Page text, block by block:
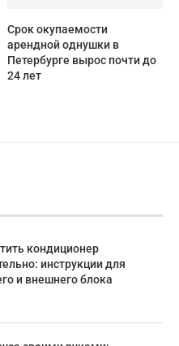
Срок окупаемости
арендной однушки в
Петербурге вырос почти до
24 лет
кондиционер
инструкции для
и внешнего блока